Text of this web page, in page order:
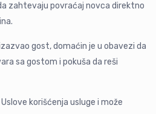
zahtevaju povraćaj novca direktno
gost, domaćin je u obavezi da
sa gostom i pokuša da reši
korišćenja usluge i može